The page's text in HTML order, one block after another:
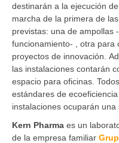
destinarán a la ejecución
marcha de la primera de
previstas: una de ampollas
funcionamiento- , otra para
proyectos de innovación.
las instalaciones contarán
espacio para oficinas.
estándares de
instalaciones ocuparán una
Kern Pharma es un
de la empresa familiar